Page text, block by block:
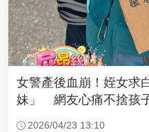
女警產後血崩！姪女求
妹」 網友心痛不捨孩
2026/04/23 13:10